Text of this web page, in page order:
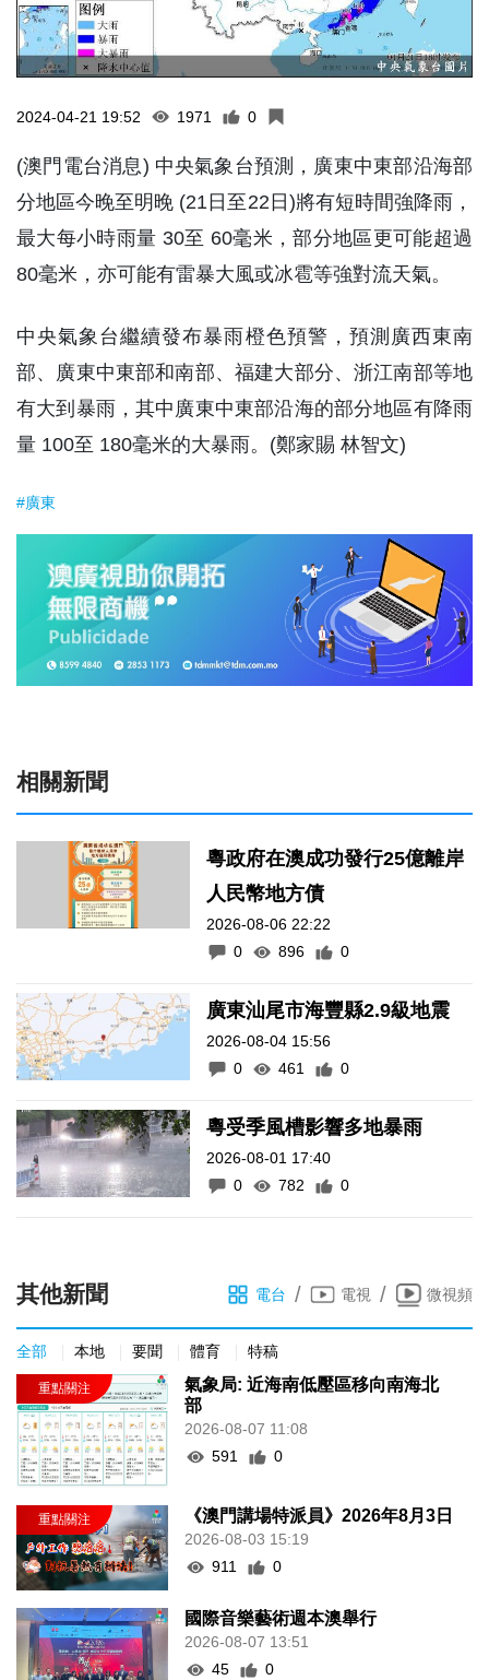
2024-04-21 19:52 1971 0
(澳門電台消息) 中央氣象台預測，廣東中東部沿海部
分地區今晚至明晚 (21日至22日)將有短時間強降雨，
最大每小時雨量 30至 60毫米，部分地區更可能超過
80毫米，亦可能有雷暴大風或冰雹等強對流天氣。
中央氣象台繼續發布暴雨橙色預警，預測廣西東南
部、廣東中東部和南部、福建大部分、浙江南部等地
有大到暴雨，其中廣東中東部沿海的部分地區有降雨
量 100至 180毫米的大暴雨。(鄭家賜 林智文)
#廣東
相關新聞
粵政府在澳成功發行25億離岸
人民幣地方債
2026-08-06 22:22
0
896 0
廣東汕尾市海豐縣2.9級地震
2026-08-04 15:56
0
461 0
粵受季風槽影響多地暴雨
2026-08-01 17:40
0
782 0
其他新聞 電台 / 電視 / 微視頻
全部 本地 要聞 體育 特稿
氣象局: 近海南低壓區移向南海北
部
2026-08-07 11:08
591
0
《澳門講場特派員》2026年8月3日
2026-08-03 15:19
911
0
國際音樂藝術週本澳舉行
2026-08-07 13:51
45
0